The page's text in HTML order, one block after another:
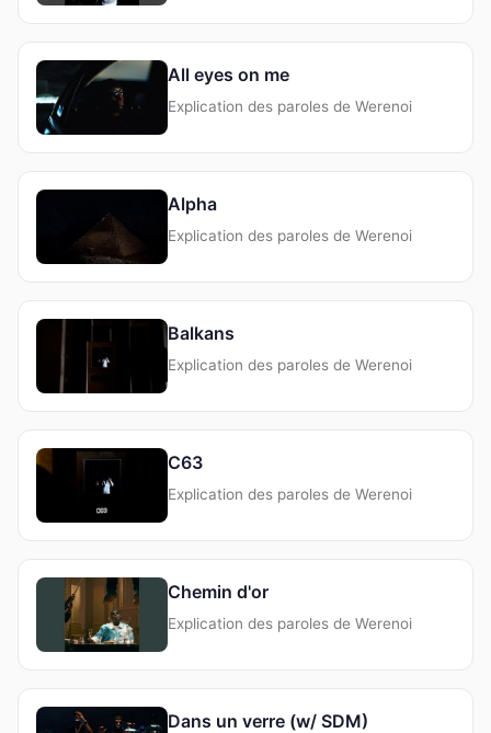
All eyes on me
Explication des paroles de Werenoi
Alpha
Explication des paroles de Werenoi
Balkans
Explication des paroles de Werenoi
C63
Explication des paroles de Werenoi
Chemin d'or
Explication des paroles de Werenoi
Dans un verre (w/ SDM)